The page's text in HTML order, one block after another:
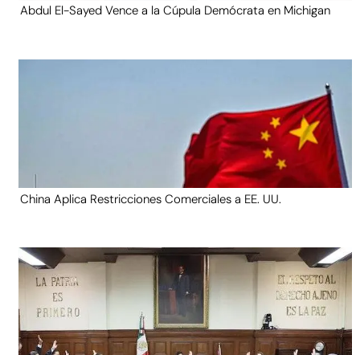
Abdul El-Sayed Vence a la Cúpula Demócrata en Michigan
China Aplica Restricciones Comerciales a EE. UU.